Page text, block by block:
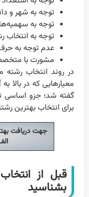
توجه به شهر و
توجه به
توجه به انتخاب
عدم توجه به حرف
مشورت با
در روند انتخاب
معیارهایی که در بالا
گفته شد؛ جزو اساسی
برای انتخاب بهترین
جهت دریافت
قبل از
بشناسید